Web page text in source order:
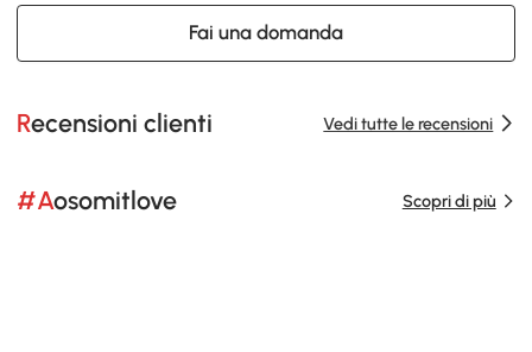
Fai una domanda
Recensioni clienti Vedi tutte le recensioni
#Aosomitlove Scopri di più